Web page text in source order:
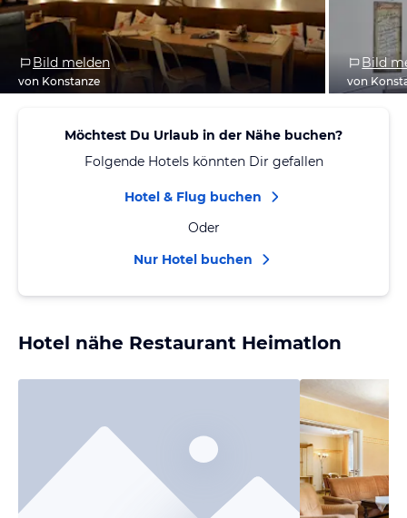
Bild melden
von Konstanze
Bild
von
Möchtest Du Urlaub in der Nähe buchen?
Folgende Hotels könnten Dir gefallen
Hotel & Flug buchen
Oder
Nur Hotel buchen
Hotel nähe Restaurant Heimatlon